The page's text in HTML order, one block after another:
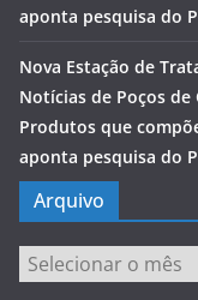
aponta pesquisa do
Nova Estação de
Notícias de Poços
Produtos que
aponta pesquisa do
Arquivo
Arquivo